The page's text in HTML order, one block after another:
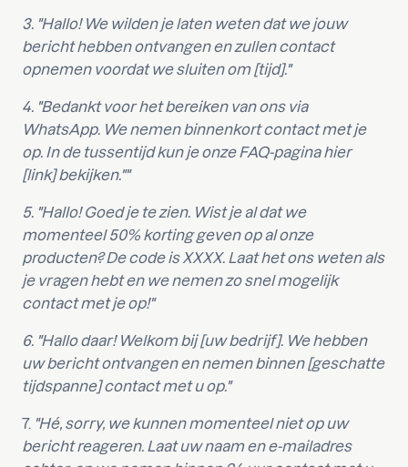
3. "Hallo! We wilden je laten weten dat we jouw
bericht hebben ontvangen en zullen contact
opnemen voordat we sluiten om [tijd]."
4. "Bedankt voor het bereiken van ons via
WhatsApp. We nemen binnenkort contact met je
op. In de tussentijd kun je onze FAQ-pagina hier
[link] bekijken.""
5. "Hallo! Goed je te zien. Wist je al dat we
momenteel 50% korting geven op al onze
producten? De code is XXXX. Laat het ons weten als
je vragen hebt en we nemen zo snel mogelijk
contact met je op!"
6. "Hallo daar! Welkom bij [uw bedrijf]. We hebben
uw bericht ontvangen en nemen binnen [geschatte
tijdspanne] contact met u op."
7. "Hé, sorry, we kunnen momenteel niet op uw
bericht reageren. Laat uw naam en e-mailadres